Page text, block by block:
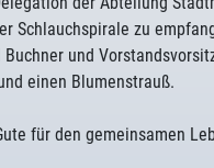
Schlauchspirale zu
und
einen Blumenstrauß.
für den gemeinsamen